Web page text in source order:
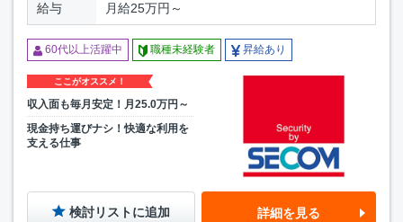
給与 月給25万円～
60代以上活躍中 職種未経験者 昇給あり
ここがオススメ！
収入面も毎月安定！月25.0万円～
現金持ち運びナシ！快適な利用を
支える仕事
検討リストに追加 詳細を見る